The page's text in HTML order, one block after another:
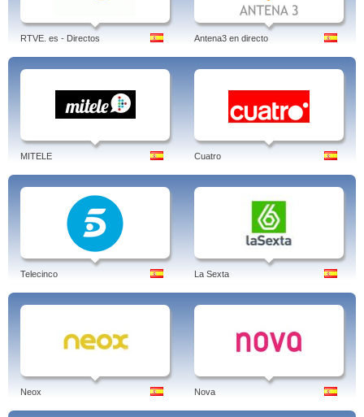
RTVE. es - Directos Antena3 en directo
MITELE Cuatro
Telecinco La Sexta
Neox Nova